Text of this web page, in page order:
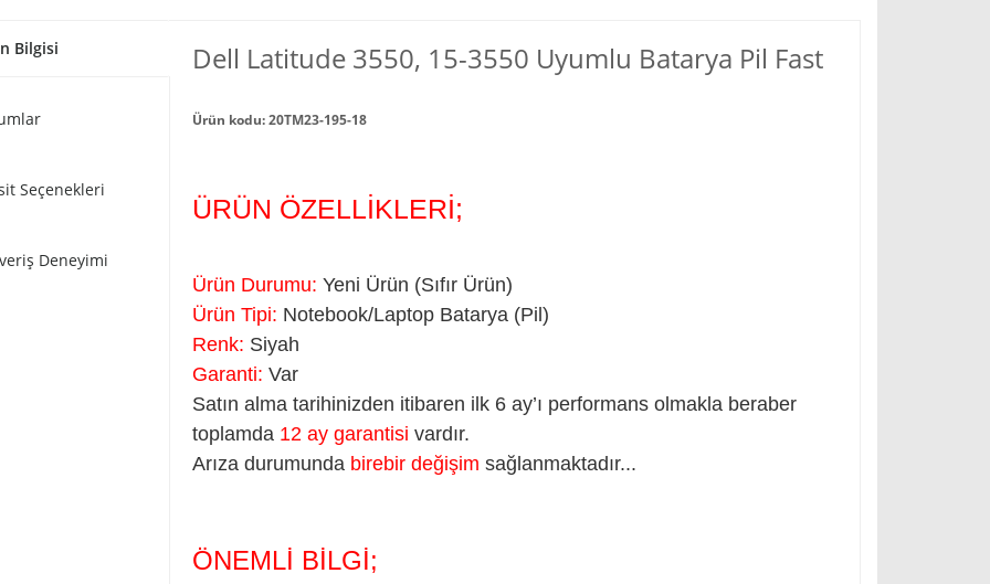
Bilgisi
Seçenekleri
Deneyimi
Dell Latitude 3550, 15-3550 Uyumlu Batarya Pil Fast
Ürün kodu: 20TM23-195-18
ÜRÜN ÖZELLİKLERİ;
Ürün Durumu: Yeni Ürün (Sıfır Ürün)
Ürün Tipi: Notebook/Laptop Batarya (Pil)
Renk: Siyah
Garanti: Var
Satın alma tarihinizden itibaren ilk 6 ay’ı performans olmakla beraber
toplamda 12 ay garantisi vardır.
Arıza durumunda birebir değişim sağlanmaktadır...
ÖNEMLİ BİLGİ;